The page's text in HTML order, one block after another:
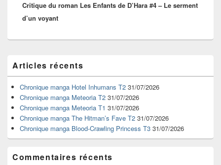
suivant :
Critique du roman Les Enfants de D’Hara #4 – Le serment
d’un voyant
principale
de
widget
pour
barre
latérale
Articles récents
Chronique manga Hotel Inhumans T2 31/07/2026
Chronique manga Meteoria T2 31/07/2026
Chronique manga Meteoria T1 31/07/2026
Chronique manga The Hitman’s Fave T2 31/07/2026
Chronique manga Blood-Crawling Princess T3 31/07/2026
Commentaires récents